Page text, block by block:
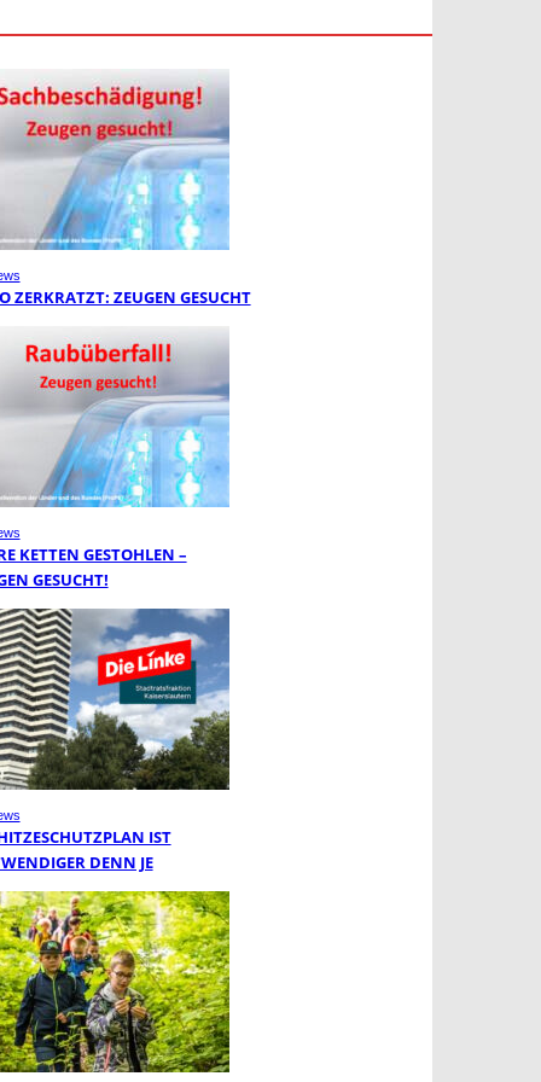
ZERKRATZT: ZEUGEN GESUCHT
KETTEN GESTOHLEN –
GESUCHT!
IST
DENN JE